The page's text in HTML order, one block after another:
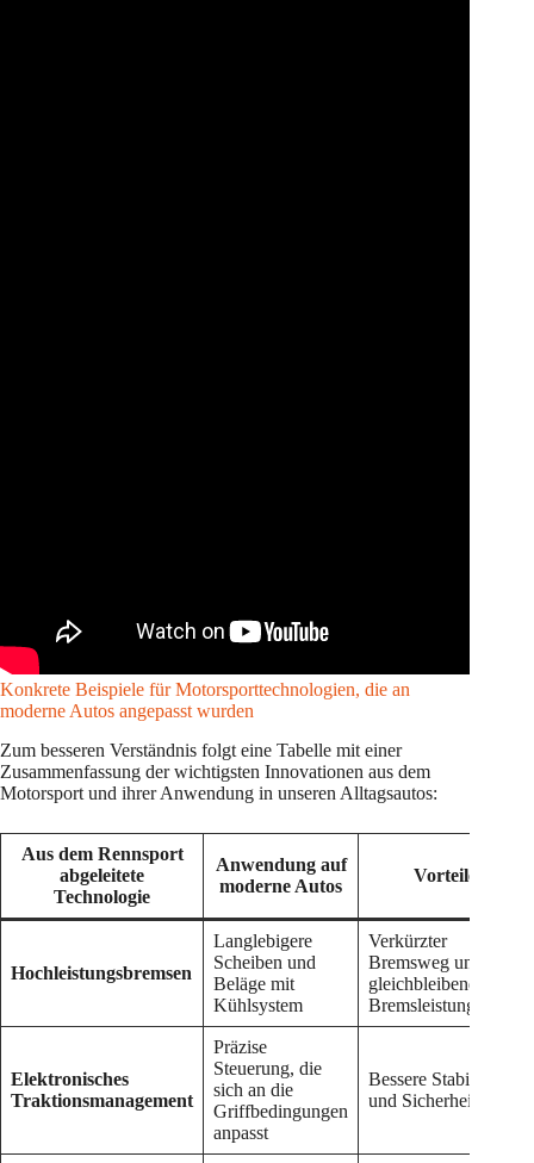
Konkrete Beispiele für Motorsporttechnologien, die an
moderne Autos angepasst wurden
Zum besseren Verständnis folgt eine Tabelle mit einer
Zusammenfassung der wichtigsten Innovationen aus dem
Motorsport und ihrer Anwendung in unseren Alltagsautos:
Aus dem Rennsport
abgeleitete
Technologie
Anwendung auf
moderne Autos
Vorteile
Hochleistungsbremsen
Langlebigere
Scheiben und
Beläge mit
Kühlsystem
Verkürzter
Bremsweg und
gleichbleibende
Bremsleistung
Elektronisches
Traktionsmanagement
Präzise
Steuerung, die
sich an die
Griffbedingungen
anpasst
Bessere Stabilität
und Sicherheit